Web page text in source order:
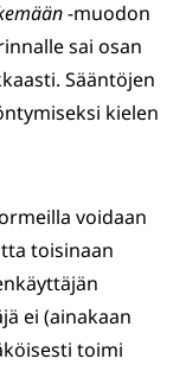
-muodon
sai osan
Sääntöjen
kielen
voidaan
toisinaan
ei (ainakaan
toimi